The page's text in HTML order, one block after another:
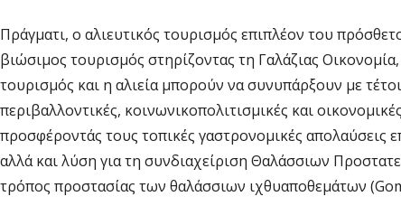
Πράγματι, ο αλιευτικός τουρισμός επιπλέον του
βιώσιμος τουρισμός στηρίζοντας τη Γαλάζιας
τουρισμός και η αλιεία μπορούν να συνυπάρξουν με
περιβαλλοντικές, κοινωνικοπολιτισμικές και
προσφέροντάς τους τοπικές γαστρονομικές
αλλά και λύση για τη συνδιαχείριση Θαλάσσιων
τρόπος προστασίας των θαλάσσιων ιχθυαποθεμάτων